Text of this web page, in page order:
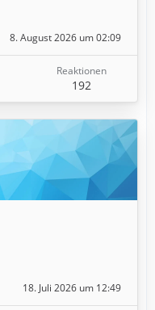
8. August 2026 um 02:09
Reaktionen
192
18. Juli 2026 um 12:49